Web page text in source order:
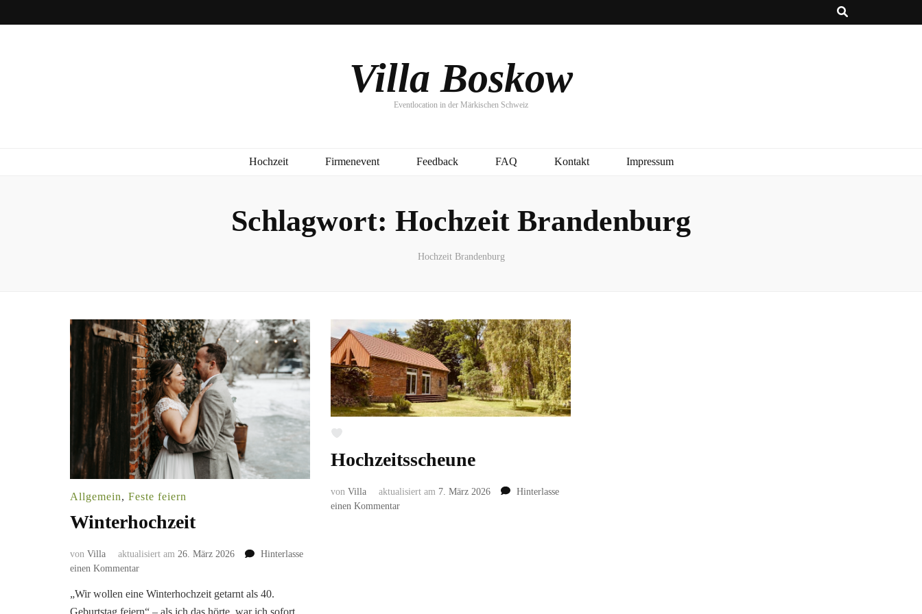
Villa Boskow
Eventlocation in der Märkischen Schweiz
Hochzeit Firmenevent Feedback FAQ Kontakt Impressum
Schlagwort: Hochzeit Brandenburg
Hochzeit Brandenburg
Allgemein, Feste feiern
Winterhochzeit
von Villa aktualisiert am 26. März 2026
Hinterlasse
einen Kommentarzu
„Wir wollen eine Winterhochzeit getarnt als 40.
Hochzeitsscheune
von Villa aktualisiert am 7. März 2026
Hinterlasse
einen Kommentarzu